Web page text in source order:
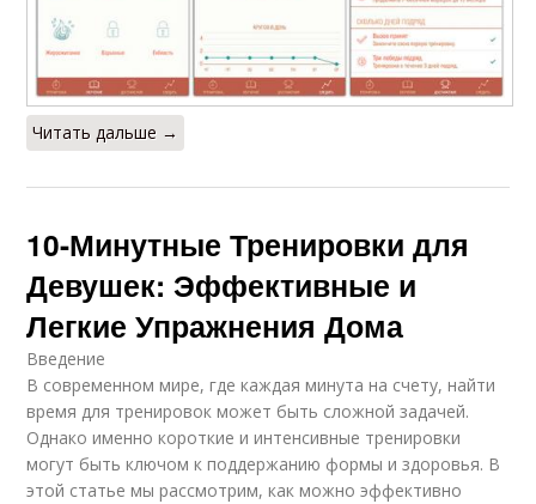
Читать дальше →
10-Минутные Тренировки для
Девушек: Эффективные и
Легкие Упражнения Дома
Введение
В современном мире, где каждая минута на счету, найти
время для тренировок может быть сложной задачей.
Однако именно короткие и интенсивные тренировки
могут быть ключом к поддержанию формы и здоровья. В
этой статье мы рассмотрим, как можно эффективно